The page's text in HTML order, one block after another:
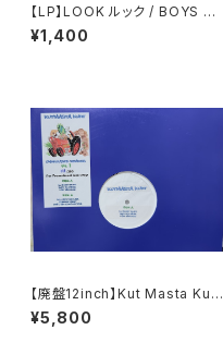
【LP】LOOK ルック / BOYS BE
DREAMIN' ボーイズ・ビー・ドリ
ーミン
¥1,400
【廃盤12inch】Kut Masta Kurt
/ Unreleased Remixes Vol
ume 1
¥5,800